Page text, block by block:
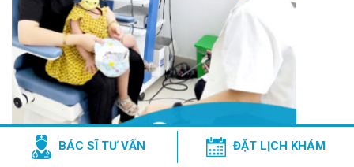
BÁC SĨ TƯ VẤN ĐẶT LỊCH KHÁM